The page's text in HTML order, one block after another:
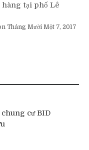
hàng tại phố Lê
Tháng Mười Một 7, 2017
cư BID